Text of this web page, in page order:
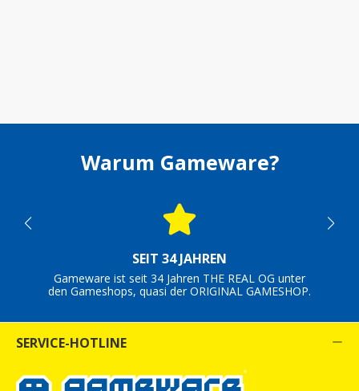
Warum Gameware?
SEIT 34 JAHREN
Gameware ist seit 34 Jahren THE REAL OG unter
den Gameshops, quasi der ORIGINAL GAMESHOP.
SERVICE-HOTLINE